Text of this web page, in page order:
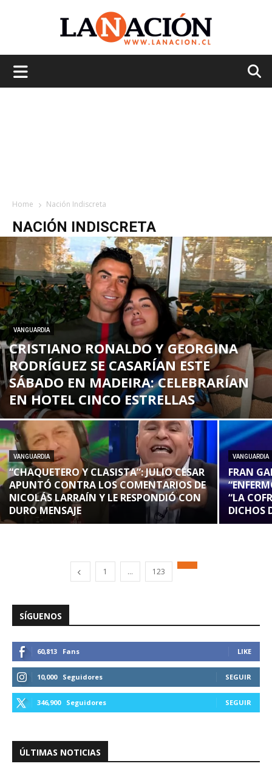
Home Nación Indiscreta
NACIÓN INDISCRETA
VANGUARDIA
CRISTIANO RONALDO Y GEORGINA
RODRÍGUEZ SE CASARÍAN ESTE
SÁBADO EN MADEIRA: CELEBRARÍAN
EN HOTEL CINCO ESTRELLAS
VANGUARDIA
“CHAQUETERO Y CLASISTA”: JULIO CÉSAR
APUNTÓ CONTRA LOS COMENTARIOS DE
NICOLÁS LARRAÍN Y LE RESPONDIÓ CON
DURO MENSAJE
VANGUARDIA
FRAN
“LA
DICHOS
1 … 123
SÍGUENOS
60,813 Fans LIKE
10,000 Seguidores SEGUIR
346,900 Seguidores SEGUIR
ÚLTIMAS NOTICIAS